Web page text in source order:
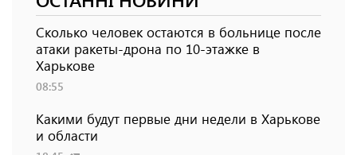
Сколько человек остаются в больнице после
атаки ракеты-дрона по 10-этажке в
Харькове
08:55
Какими будут первые дни недели в Харькове
и области